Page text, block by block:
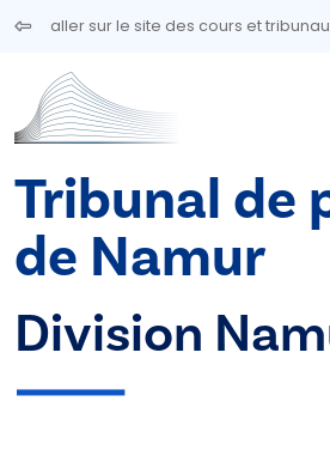
Aller au contenu principal
aller sur le site des cours et
Tribunal de
de Namur
Division